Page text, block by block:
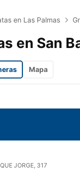
en Las Palmas
en San
Mapa
JORGE, 317